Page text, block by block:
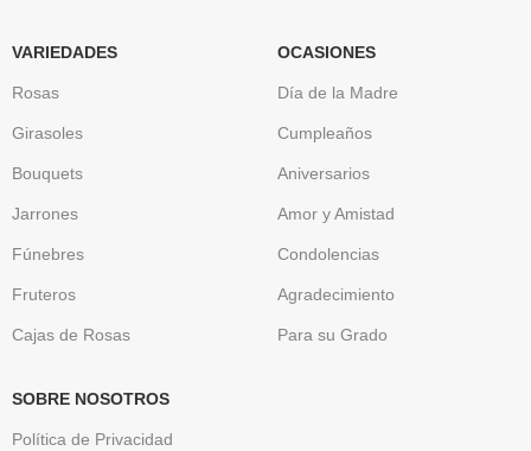
VARIEDADES
Rosas
Girasoles
Bouquets
Jarrones
Fúnebres
Fruteros
Cajas de Rosas
OCASIONES
Día de la Madre
Cumpleaños
Aniversarios
Amor y Amistad
Condolencias
Agradecimiento
Para su Grado
SOBRE NOSOTROS
Política de Privacidad